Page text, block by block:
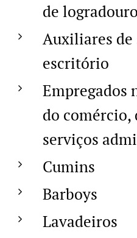
de
Auxiliares de
escritório
Empregados
do comércio,
serviços
Cumins
Barboys
Lavadeiros